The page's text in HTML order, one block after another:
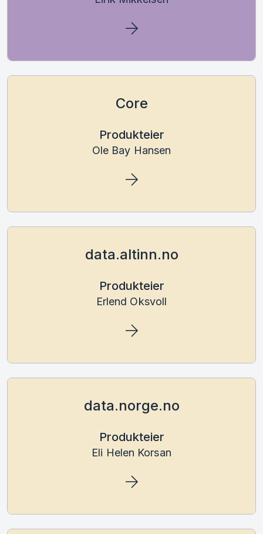
Core
Produkteier
Ole Bay Hansen
data.altinn.no
Produkteier
Erlend Oksvoll
data.norge.no
Produkteier
Eli Helen Korsan